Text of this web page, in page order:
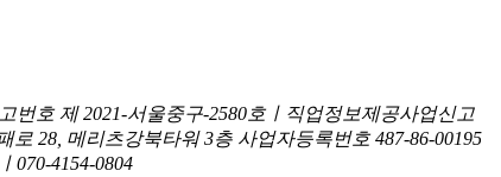
번호 제 2021-서울중구-2580호ㅣ직업정보제공사업신고
로 28, 메리츠강북타워 3층 사업자등록번호 487-86-00195
070-4154-0804